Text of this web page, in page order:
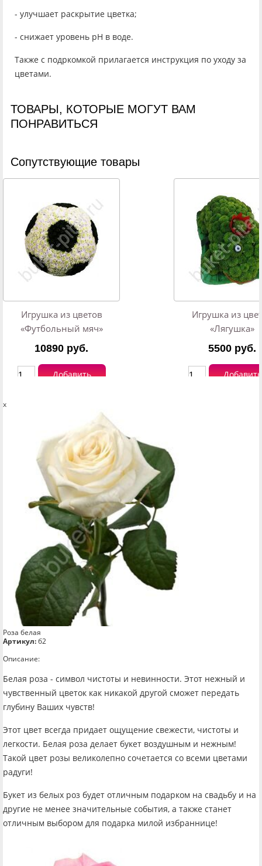
- улучшает раскрытие цветка;
- снижает уровень рН в воде.
Также с подркомкой прилагается инструкция по уходу за
цветами.
ТОВАРЫ, КОТОРЫЕ МОГУТ ВАМ
ПОНРАВИТЬСЯ
Cопутствующие товары
Игрушка из цветов
«Футбольный мяч»
Добавить
10890 руб.
Игрушка из
«Лягушка»
Добавить
5500 руб.
x
Роза белая
Артикул:б2
Описание:
Белая роза - символ чистоты и невинности. Этот нежный и
чувственный цветок как никакой другой сможет передать
глубину Ваших чувств!
Этот цвет всегда придает ощущение свежести, чистоты и
легкости. Белая роза делает букет воздушным и нежным!
Такой цвет розы великолепно сочетается со всеми цветами
радуги!
Букет из белых роз будет отличным подарком на свадьбу и на
другие не менее значительные события, а также станет
отличным выбором для подарка милой избраннице!